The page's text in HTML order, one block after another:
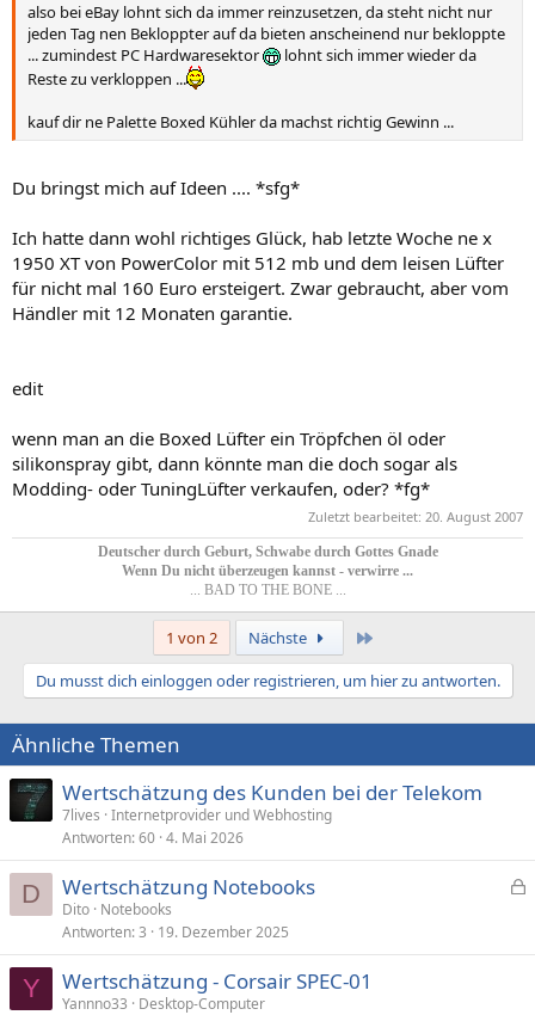
also bei eBay lohnt sich da immer reinzusetzen, da steht nicht nur
jeden Tag nen Bekloppter auf da bieten anscheinend nur bekloppte
... zumindest PC Hardwaresektor
lohnt sich immer wieder da
Reste zu verkloppen ...
kauf dir ne Palette Boxed Kühler da machst richtig Gewinn ...
Du bringst mich auf Ideen .... *sfg*
Ich hatte dann wohl richtiges Glück, hab letzte Woche ne x
1950 XT von PowerColor mit 512 mb und dem leisen Lüfter
für nicht mal 160 Euro ersteigert. Zwar gebraucht, aber vom
Händler mit 12 Monaten garantie.
edit
wenn man an die Boxed Lüfter ein Tröpfchen öl oder
silikonspray gibt, dann könnte man die doch sogar als
Modding- oder TuningLüfter verkaufen, oder? *fg*
Zuletzt bearbeitet: 20. August 2007
Deutscher durch Geburt, Schwabe durch Gottes Gnade
Wenn Du nicht überzeugen kannst - verwirre ...​
... BAD TO THE BONE ...
1 von 2 Nächste
Du musst dich einloggen oder registrieren, um hier zu antworten.
Ähnliche Themen
Wertschätzung des Kunden bei der Telekom
7lives Internetprovider und Webhosting
Antworten 60 4. Mai 2026
D
p
Wertschätzung Notebooks
Dito Notebooks
Antworten 3 19. Dezember 2025
Y Wertschätzung - Corsair SPEC-01
Yannno33
Desktop-Computer